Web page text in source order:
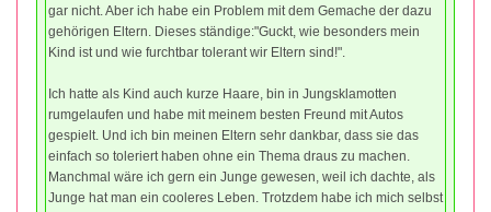
gar nicht. Aber ich habe ein Problem mit dem Gemache der dazu
gehörigen Eltern. Dieses ständige:"Guckt, wie besonders mein
Kind ist und wie furchtbar tolerant wir Eltern sind!".
Ich hatte als Kind auch kurze Haare, bin in Jungsklamotten
rumgelaufen und habe mit meinem besten Freund mit Autos
gespielt. Und ich bin meinen Eltern sehr dankbar, dass sie das
einfach so toleriert haben ohne ein Thema draus zu machen.
Manchmal wäre ich gern ein Junge gewesen, weil ich dachte, als
Junge hat man ein cooleres Leben. Trotzdem habe ich mich selbst